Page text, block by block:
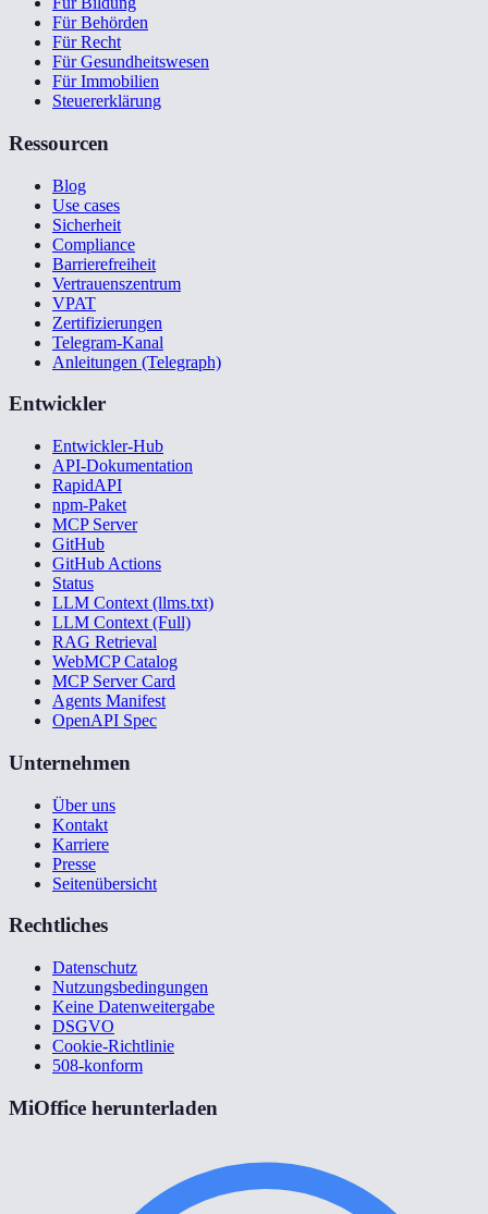
Für Behörden
Für Recht
Für Gesundheitswesen
Für Immobilien
Steuererklärung
Ressourcen
Blog
Use cases
Sicherheit
Compliance
Barrierefreiheit
Vertrauenszentrum
VPAT
Zertifizierungen
Telegram-Kanal
Anleitungen (Telegraph)
Entwickler
Entwickler-Hub
API-Dokumentation
RapidAPI
npm-Paket
MCP Server
GitHub
GitHub Actions
Status
LLM Context (llms.txt)
LLM Context (Full)
RAG Retrieval
WebMCP Catalog
MCP Server Card
Agents Manifest
OpenAPI Spec
Unternehmen
Über uns
Kontakt
Karriere
Presse
Seitenübersicht
Rechtliches
Datenschutz
Nutzungsbedingungen
Keine Datenweitergabe
DSGVO
Cookie-Richtlinie
508-konform
MiOffice herunterladen